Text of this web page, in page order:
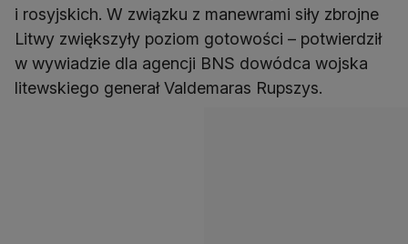
i rosyjskich. W związku z manewrami siły zbrojne
Litwy zwiększyły poziom gotowości – potwierdził
w wywiadzie dla agencji BNS dowódca wojska
litewskiego generał Valdemaras Rupszys.